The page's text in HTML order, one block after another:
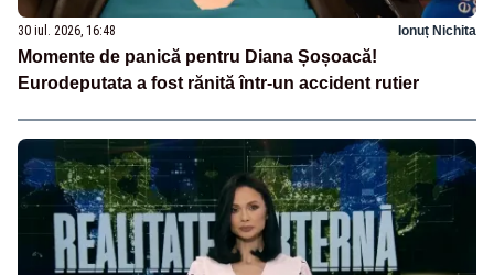
30 iul. 2026, 16:48 Ionuț Nichita
Momente de panică pentru Diana Șoșoacă!
Eurodeputata a fost rănită într-un accident rutier